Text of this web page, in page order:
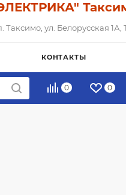
Таксимо, ул. Белорусская
КОНТАКТЫ
0 0